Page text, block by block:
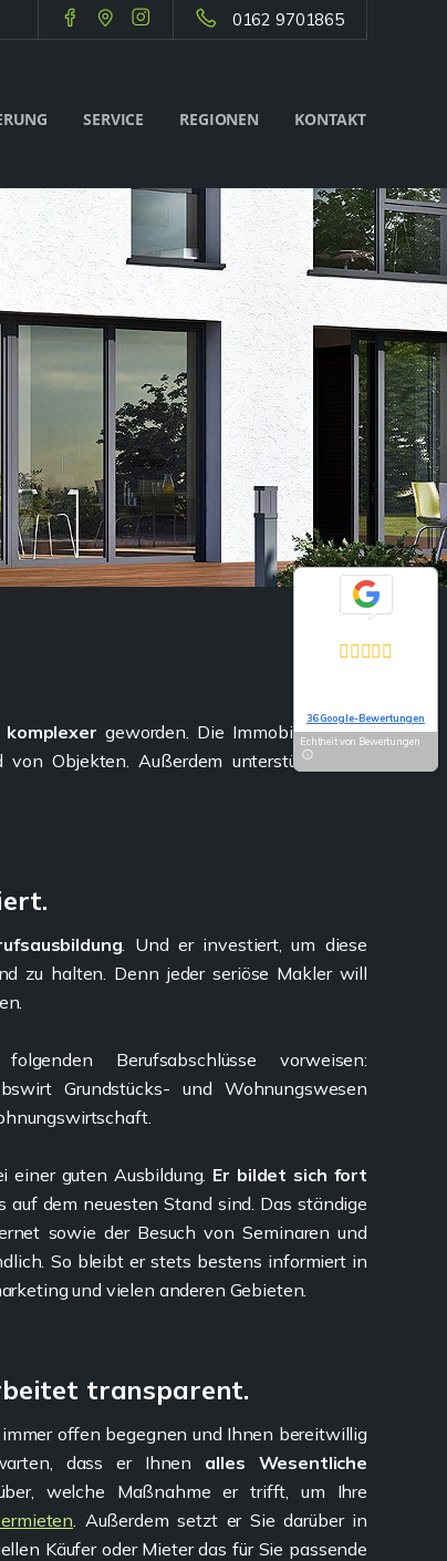
0162 9701865
SERVICE REGIONEN KONTAKT
komplexer geworden. Die Immobilienprofis
Objekten. Außerdem unterstützen Sie
. Und er investiert, um diese
zu halten. Denn jeder seriöse Makler will
Berufsabschlüsse vorweisen:
Grundstücks- und Wohnungswesen
einer guten Ausbildung. Er bildet sich fort
dem neuesten Stand sind. Das ständige
sowie der Besuch von Seminaren und
So bleibt er stets bestens informiert in
und vielen anderen Gebieten.
transparent.
offen begegnen und Ihnen bereitwillig
dass er Ihnen alles Wesentliche
welche Maßnahme er trifft, um Ihre
. Außerdem setzt er Sie darüber in
Käufer oder Mieter das für Sie passende
Exzellent
36 Google-Bewertungen
Echtheit von Bewertungen